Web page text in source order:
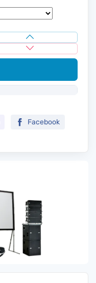
Facebook